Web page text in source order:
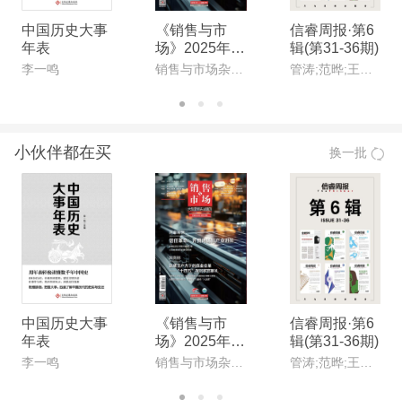
中国历史大事
年表
李一鸣
《销售与市
场》2025年1
1月上(总第84销售与市场杂志社
信睿周报·第6
辑(第31-36期)
管涛;范晔;王晴佳;唐文明;甘阳;刘永谋
小伙伴都在买 换一批
中国历史大事
年表
李一鸣
《销售与市
场》2025年1
1月上(总第84
信睿周报·第6
辑(第31-36期)